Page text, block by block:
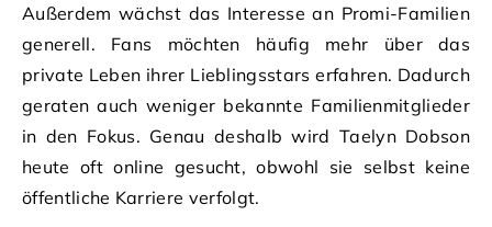
Außerdem wächst das Interesse an Promi-Familien
generell. Fans möchten häufig mehr über das
private Leben ihrer Lieblingsstars erfahren. Dadurch
geraten auch weniger bekannte Familienmitglieder
in den Fokus. Genau deshalb wird Taelyn Dobson
heute oft online gesucht, obwohl sie selbst keine
öffentliche Karriere verfolgt.